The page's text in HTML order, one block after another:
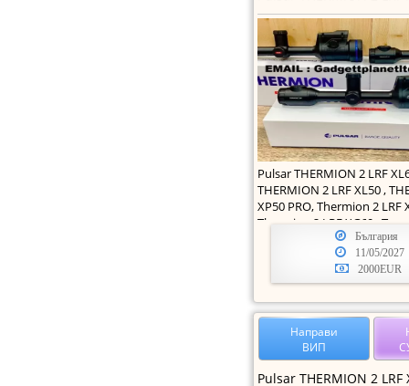
Pulsar THERMION 2 LRF
THERMION 2 LRF XL50 ,
XP50 PRO, Thermion 2 LRF
Thermion 2 LRF XG60 , T
България
11/05/2027
2000EUR
Направи
ВИП